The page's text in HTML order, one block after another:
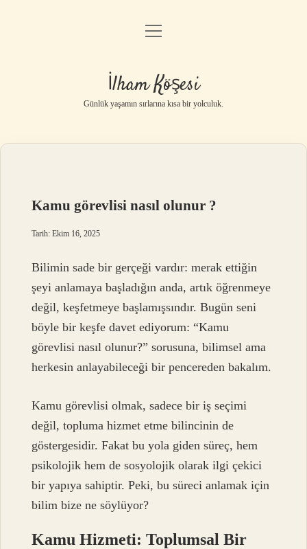
Anasayfa
Yasal Uyarı
menüyü
İlham Köşesi
Günlük yaşamın sırlarına kısa bir yolculuk.
Kamu görevlisi nasıl olunur ?
Tarih: Ekim 16, 2025
Bilimin sade bir gerçeği vardır: merak ettiğin
şeyi anlamaya başladığın anda, artık öğrenmeye
değil, keşfetmeye başlamışsındır. Bugün seni
böyle bir keşfe davet ediyorum: “Kamu
görevlisi nasıl olunur?” sorusuna, bilimsel ama
herkesin anlayabileceği bir pencereden bakalım.
Kamu görevlisi olmak, sadece bir iş seçimi
değil, topluma hizmet etme bilincinin de
göstergesidir. Fakat bu yola giden süreç, hem
psikolojik hem de sosyolojik olarak ilgi çekici
bir yapıya sahiptir. Peki, bu süreci anlamak için
bilim bize ne söylüyor?
Kamu Hizmeti: Toplumsal Bir